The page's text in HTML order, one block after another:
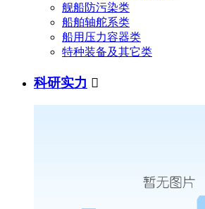
舰船防污染类
船舶轴舵系类
船用压力容器类
特种装备及其它类
科研实力 